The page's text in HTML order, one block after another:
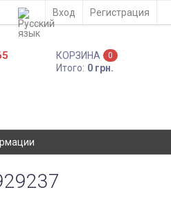
Вход Регистрация
КОРЗИНА 0
Итого: 0 грн.